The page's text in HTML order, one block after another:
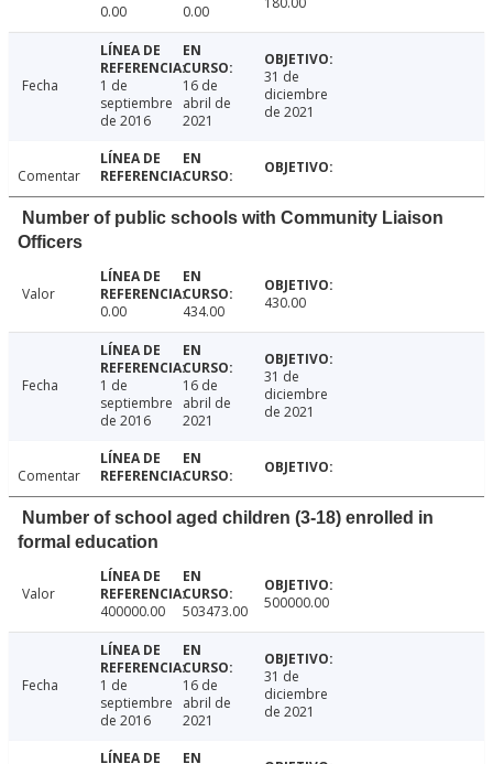
0.00
0.00
Fecha
1 de
septiembre
de 2016
16 de
abril de
2021
31 de
diciembre
de 2021
Comentar
Number of public schools with Community Liaison
Officers
Valor
0.00
434.00 430.00
Fecha
1 de
septiembre
de 2016
16 de
abril de
2021
31 de
diciembre
de 2021
Comentar
Number of school aged children (3-18) enrolled in
formal education
Valor
400000.00
503473.00 500000.00
Fecha
1 de
septiembre
de 2016
16 de
abril de
2021
31 de
diciembre
de 2021